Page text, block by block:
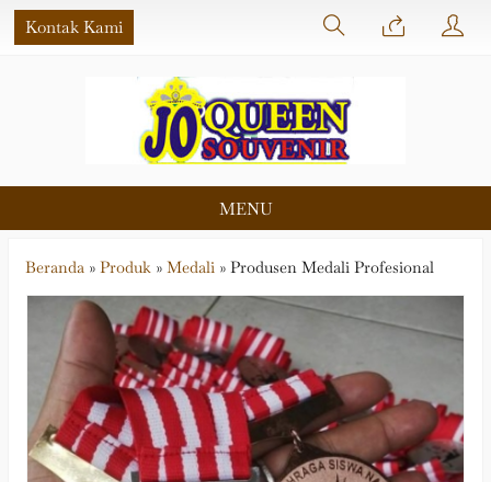
Kontak Kami
MENU
Beranda » Produk » Medali » Produsen Medali Profesional